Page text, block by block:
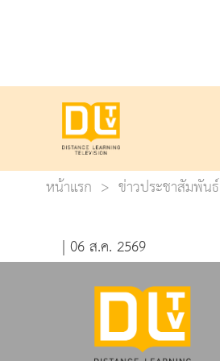
หน้าแรก
ข่าวประชาสัมพันธ์
| 06 ส.ค. 2569